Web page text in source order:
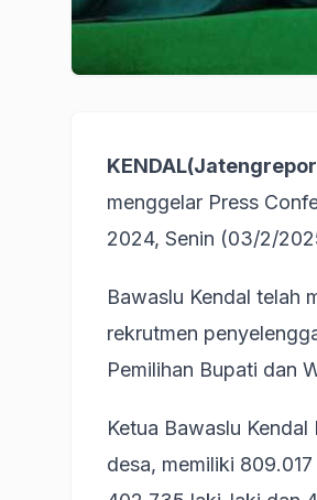
menggelar Press
2024, Senin (03/2/
Bawaslu Kendal telah
rekrutmen
Pemilihan Bupati dan
Ketua Bawaslu
desa, memiliki